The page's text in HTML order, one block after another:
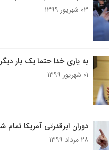
۰۳ شهریور ۱۳۹۹
به یاری خدا حتما یک بار
۰۱ شهریور ۱۳۹۹
دوران ابرقدرتی آمریکا
۲۸ مرداد ۱۳۹۹